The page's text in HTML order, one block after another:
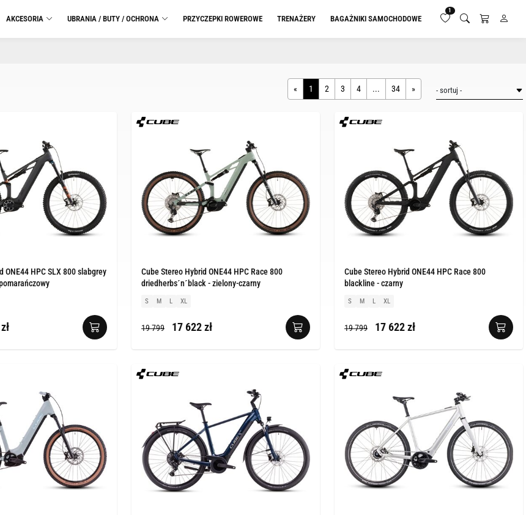
AKCESORIA UBRANIA / BUTY / OCHRONA PRZYCZEPKI ROWEROWE TRENAŻERY BAGAŻNIKI SAMOCHODOWE
1
« 1 2 3 4 ... 34 »
ONE44 HPC SLX 800 slabgrey
Cube Stereo Hybrid ONE44 HPC Race 800
driedherbs´n´black - zielony-czarny
S M L XL
19 799 17 622 zł
Cube Stereo Hybrid ONE44 HPC Race 800
blackline - czarny
S M L XL
19 799 17 622 zł